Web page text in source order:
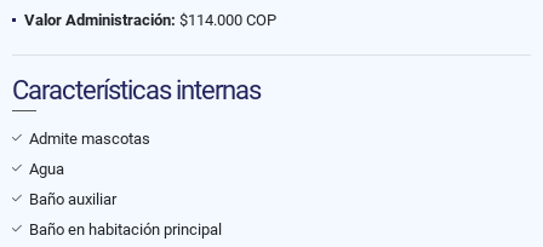
Valor Administración: $114.000 COP
Características internas
Admite mascotas
Agua
Baño auxiliar
Baño en habitación principal